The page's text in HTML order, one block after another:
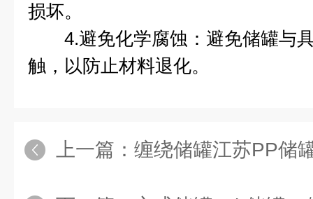
损坏。
4.避免化学腐蚀：避免储罐与
触，以防止材料退化。
上一篇： 缠绕储罐江苏PP储